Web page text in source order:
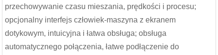
przechowywanie czasu mieszania, prędkości i procesu;
opcjonalny interfejs człowiek-maszyna z ekranem
dotykowym, intuicyjna i łatwa obsługa; obsługa
automatycznego połączenia, łatwe podłączenie do